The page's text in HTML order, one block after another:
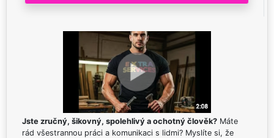
Jste zručný, šikovný, spolehlivý a ochotný člověk? Máte
rád všestrannou práci a komunikaci s lidmi? Myslíte si, že